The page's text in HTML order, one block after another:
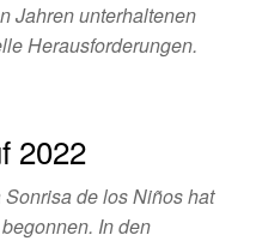
Jahren unterhaltenen
Herausforderungen.
2022
de los Niños hat
In den